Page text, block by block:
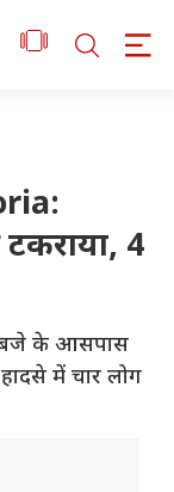
टकराया, 4
बजे के आसपास
में चार लोग